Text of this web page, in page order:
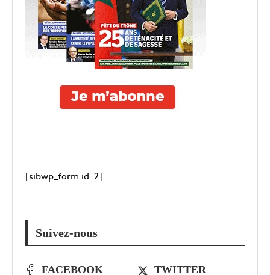
[sibwp_form id=2]
Suivez-nous
FACEBOOK TWITTER